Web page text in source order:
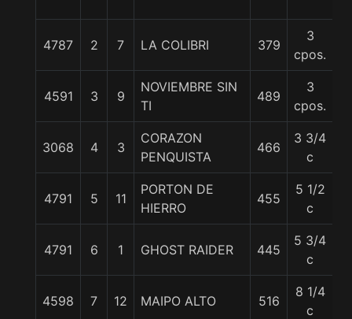
4787 2 7 LA COLIBRI 379
3
cpos.
4591 3 9
NOVIEMBRE SIN
TI
489
3
cpos.
3068 4 3
CORAZON
PENQUISTA
466
3 3/4
c
4791 5 11
PORTON DE
HIERRO
455
5 1/2
c
4791 6 1 GHOST RAIDER 445
5 3/4
c
4598 7 12 MAIPO ALTO 516
8 1/4
c